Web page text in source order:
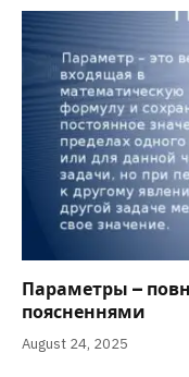
Параметры –
поясненнями
August 24, 2025